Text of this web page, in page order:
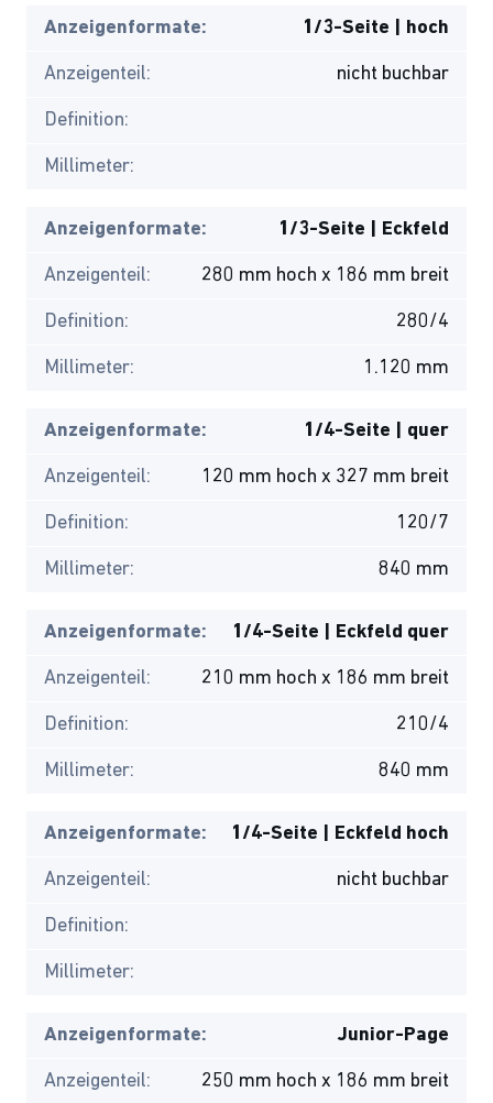
Anzeigenformate: 1/3-Seite | hoch
Anzeigenteil: nicht buchbar
Definition:
Millimeter:
Anzeigenformate: 1/3-Seite | Eckfeld
Anzeigenteil: 280 mm hoch x 186 mm breit
Definition: 280/4
Millimeter: 1.120 mm
Anzeigenformate: 1/4-Seite | quer
Anzeigenteil: 120 mm hoch x 327 mm breit
Definition: 120/7
Millimeter: 840 mm
Anzeigenformate: 1/4-Seite | Eckfeld quer
Anzeigenteil: 210 mm hoch x 186 mm breit
Definition: 210/4
Millimeter: 840 mm
Anzeigenformate: 1/4-Seite | Eckfeld hoch
Anzeigenteil: nicht buchbar
Definition:
Millimeter:
Anzeigenformate: Junior-Page
Anzeigenteil: 250 mm hoch x 186 mm breit